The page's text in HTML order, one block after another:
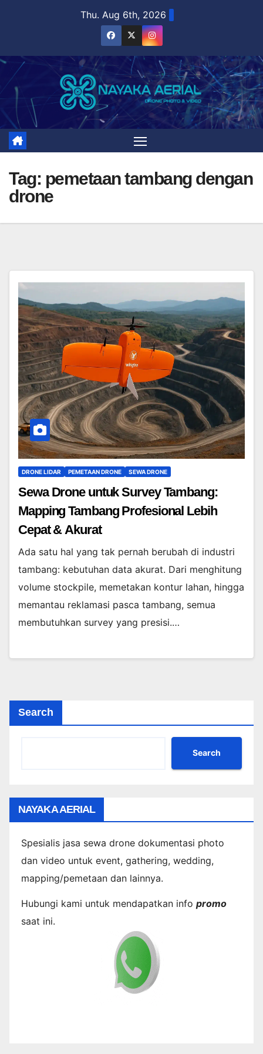
Thu. Aug 6th, 2026
Tag: pemetaan tambang dengan
drone
DRONE LIDAR PEMETAAN DRONE SEWA DRONE
Sewa Drone untuk Survey Tambang:
Mapping Tambang Profesional Lebih
Cepat & Akurat
Ada satu hal yang tak pernah berubah di industri
tambang: kebutuhan data akurat. Dari menghitung
volume stockpile, memetakan kontur lahan, hingga
memantau reklamasi pasca tambang, semua
membutuhkan survey yang presisi.…
Search
Search
NAYAKA AERIAL
Spesialis jasa sewa drone dokumentasi photo
dan video untuk event, gathering, wedding,
mapping/pemetaan dan lainnya.
Hubungi kami untuk mendapatkan info promo
saat ini.